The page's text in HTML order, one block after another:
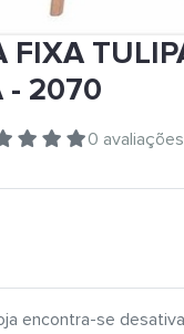
FIXA
- 2070
0 avaliações
encontra-se